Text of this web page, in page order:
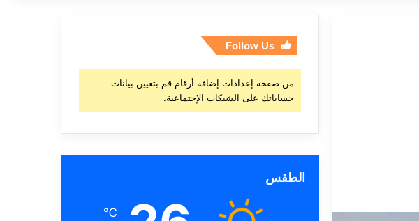
Follow Us
من صفحة إعدادات إضافة أرقام قم بتعيين بيانات
حساباتك على الشبكات الإجتماعية.
الطقس
℃